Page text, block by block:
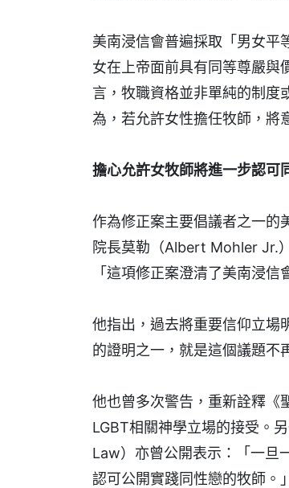
美南浸信會普遍採取「男女
女在上帝面前具有同等尊嚴與
言，牧職資格並非單純的制度
為，若允許女性擔任牧師，將
擔心允許女牧師將進一步認可
作為修正案主要倡議者之一
院長莫勒（Albert Mohler Jr.
「這項修正案澄清了美南浸
他指出，過去將重要信仰立場
的證明之一，就是這個議題不
他也曾多次警告，重新詮釋《
LGBT相關神學立場的接受。
Law）亦曾公開表示：「一旦
認可公開實踐同性戀的牧師。」